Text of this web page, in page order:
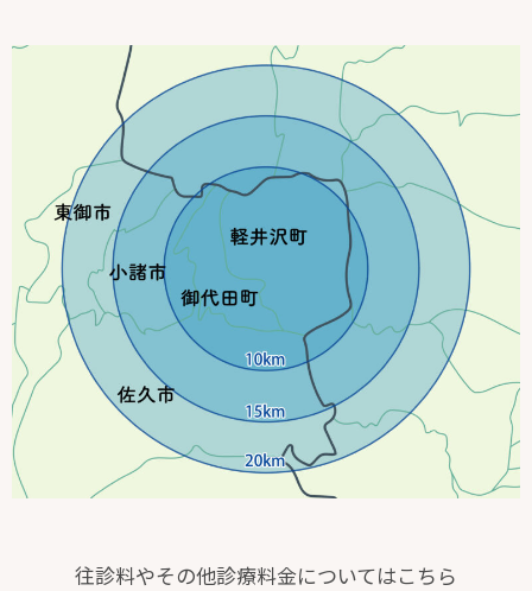
往診料やその他診療料金についてはこちら